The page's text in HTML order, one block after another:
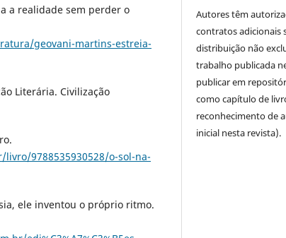
a realidade sem perder o
geovani-martins-estreia-
Literária. Civilização
9788535930528/o-sol-na-
ele inventou o próprio ritmo.
Autores têm
contratos adicionais
distribuição não
trabalho publicada
publicar em
como capítulo de
reconhecimento de
inicial nesta revista).